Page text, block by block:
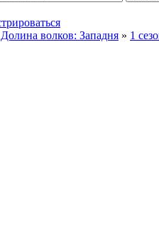
Долина волков: Западня » 1